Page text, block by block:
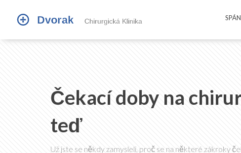
Čekací doby na
teď
Už jste se někdy zamysleli, proč se na některé zákroky